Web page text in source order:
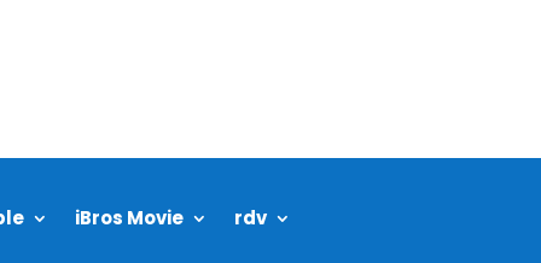
iBros Movie rdv